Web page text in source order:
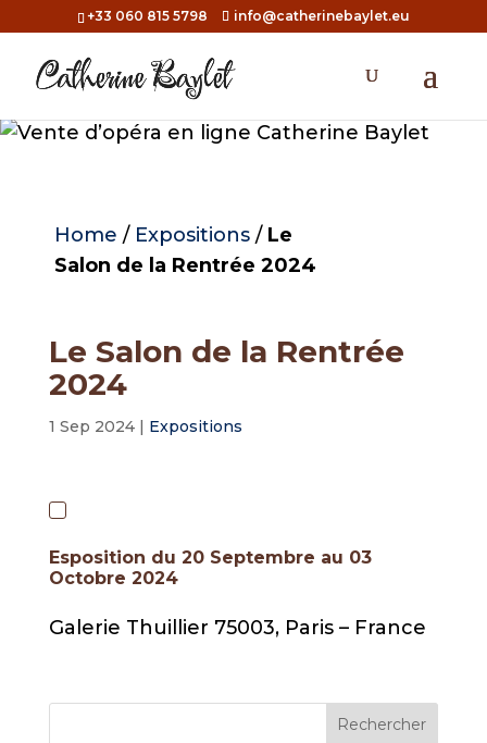
+33 060 815 5798 info@catherinebaylet.eu
Home / Expositions/ Le
Salon de la Rentrée 2024
Le Salon de la Rentrée
2024
1 Sep 2024| Expositions
Esposition du 20 Septembre au 03
Octobre 2024
Galerie Thuillier 75003, Paris – France